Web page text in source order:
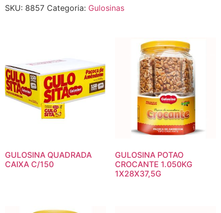
SKU: 8857 Categoria: Gulosinas
GULOSINA QUADRADA
CAIXA C/150
GULOSINA POTAO
CROCANTE 1.050KG
1X28X37,5G